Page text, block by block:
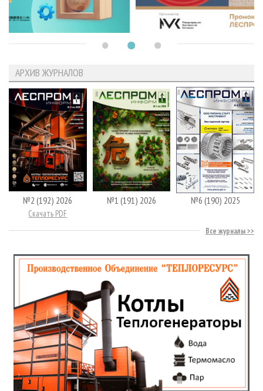
АРХИВ ЖУРНАЛОВ
№2 (192) 2026
Скачать PDF
№1 (191) 2026 №6 (190) 2025
Все журналы